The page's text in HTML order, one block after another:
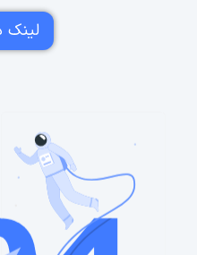
لینک